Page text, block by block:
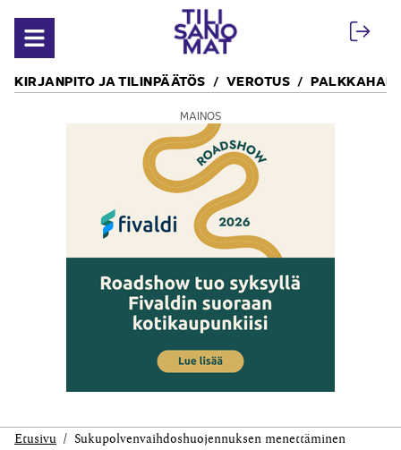
Avaa valikko
KIRJANPITO JA TILINPÄÄTÖS VEROTUS
MAINOS
Etusivu Sukupolvenvaihdoshuojennuksen menettäminen